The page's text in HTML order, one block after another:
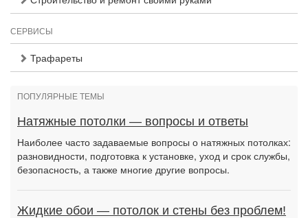
СЕРВИСЫ
Трафареты
ПОПУЛЯРНЫЕ ТЕМЫ
Натяжные потолки — вопросы и ответы
Наиболее часто задаваемые вопросы о натяжных потолках:
разновидности, подготовка к установке, уход и срок службы,
безопасность, а также многие другие вопросы.
Жидкие обои — потолок и стены без проблем!